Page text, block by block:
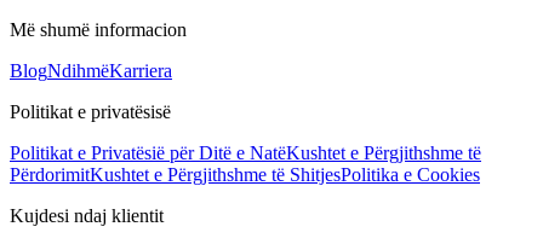
Më shumë informacion
BlogNdihmëKarriera
Politikat e privatësisë
Politikat e Privatësië për Ditë e NatëKushtet e Përgjithshme të
PërdorimitKushtet e Përgjithshme të ShitjesPolitika e Cookies
Kujdesi ndaj klientit